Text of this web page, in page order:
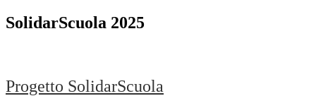
SolidarScuola 2025
Progetto SolidarScuola